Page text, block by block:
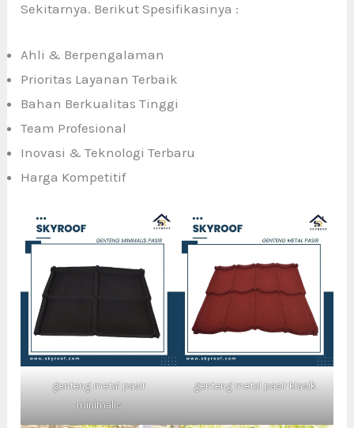
Sekitarnya. Berikut Spesifikasinya :
Ahli & Berpengalaman
Prioritas Layanan Terbaik
Bahan Berkualitas Tinggi
Team Profesional
Inovasi & Teknologi Terbaru
Harga Kompetitif
genteng metal pasir
minimalis
genteng metal pasir klasik